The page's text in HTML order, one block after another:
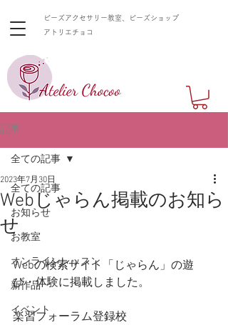
ビーズアクセサリー教室、ビーズショップ
​アトリエチョコ
記事
全ての記事
お知らせ
お教室
オンラインレッスン
新作品
イベント
全ての記事
Webじゃらん掲載のお知ら
せ
2023年7月30日
Webの検索サイト「じゃらん」の遊
び・体験に掲載しました。
楽習フォーラム登録校